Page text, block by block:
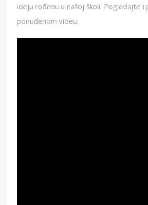
ideju rođenu u našoj školi. Pogledajte i
ponuđenom videu.